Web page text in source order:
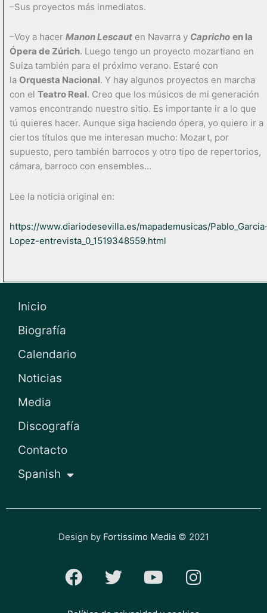
–Sus proyectos más inmediatos.
–Voy a hacer Manon Lescaut en Navarra y Capricho en la
Ópera de Zúrich. Luego tengo un proyecto mozartiano en
Suiza también para el próximo verano. Estaré con
la Orquesta Nacional. Y hay algunos proyectos en marcha
con el Teatro Real. Creo que los músicos de mi generación
vamos encontrando nuestro sitio. Es importante ir a lo que
tú quieres hacer. Aunque siga haciendo ópera, yo quiero ir a
ciertos títulos que me interesan mucho: Mozart, por
supuesto, pero también barrocos y otro tipo de repertorios,
cámara, barroco con ensembles…
Lee la noticia original en:
https://www.diariodesevilla.es/mapademusicas/
Lopez-entrevista_0_1519348559.html
Inicio
Biografía
Calendario
Noticias
Media
Discografía
Contacto
Spanish
Design by Fortissimo Media© 2021
F
T
Y
I